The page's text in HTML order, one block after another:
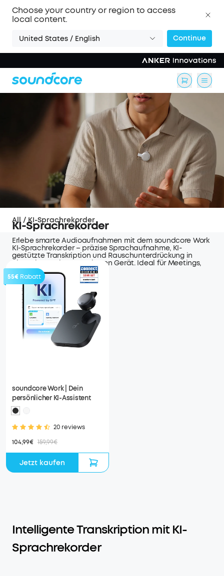
Choose your country or region to access
local content.
United States / English Continue
KI-Sprachrekorder
Erlebe smarte Audioaufnahmen mit dem soundcore Work
KI-Sprachrekorder – präzise Sprachaufnahme, KI-
gestützte Transkription und Rauschunterdrückung in
einem kompakten, tragbaren Gerät. Ideal für Meetings,
Vorträge und Reisen.
All / KI-Sprachrekorder
55€ Rabatt
soundcore Work | Dein
persönlicher KI-Assistent
20 reviews
104,99€ 159,99€
Jetzt kaufen
Intelligente Transkription mit KI-
Sprachrekorder